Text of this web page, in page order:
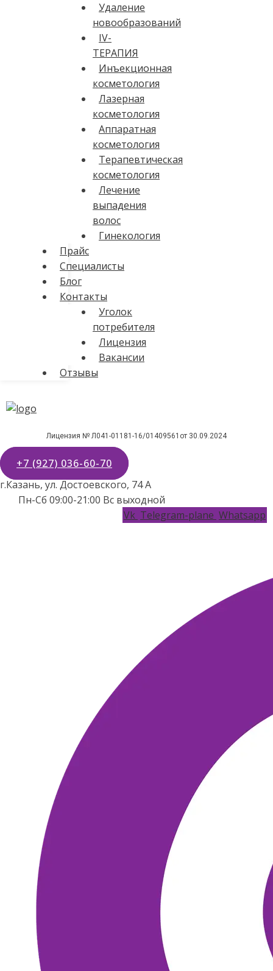
Удаление
новообразований
IV-
ТЕРАПИЯ
Инъекционная
косметология
Лазерная
косметология
Аппаратная
косметология
Терапевтическая
косметология
Лечение
выпадения
волос
Гинекология
Прайс
Специалисты
Блог
Контакты
Уголок
потребителя
Лицензия
Вакансии
Отзывы
Лицензия № Л041-01181-16/01409561от 30.09.2024
+7 (927) 036-60-70
г.Казань, ул. Достоевского, 74 А
Пн-Сб 09:00-21:00 Вс выходной
Vk Telegram-plane Whatsapp